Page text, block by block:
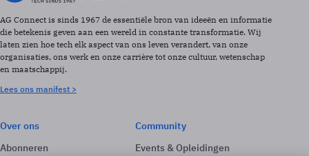
AG Connect is sinds 1967 de essentiële bron van ideeën en informatie
die betekenis geven aan een wereld in constante transformatie. Wij
laten zien hoe tech elk aspect van ons leven verandert, van onze
organisaties, ons werk en onze carrière tot onze cultuur, wetenschap
en maatschappij.
Lees ons manifest >
Over ons
Abonneren
Community
Events & Opleidingen